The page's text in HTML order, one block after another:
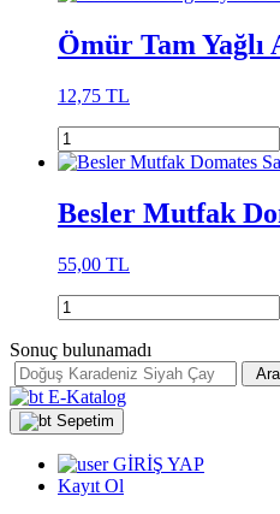
Ömür Tam Yağlı
12,75 TL
Besler Mutfak
55,00 TL
Sonuç bulunamadı
Ara
E-Katalog
Sepetim
GİRİŞ YAP
Kayıt Ol